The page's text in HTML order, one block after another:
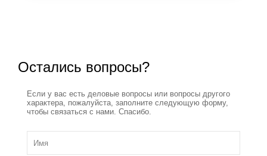
Остались вопросы?
Если у вас есть деловые вопросы или вопросы другого
характера, пожалуйста, заполните следующую форму,
чтобы связаться с нами. Спасибо.